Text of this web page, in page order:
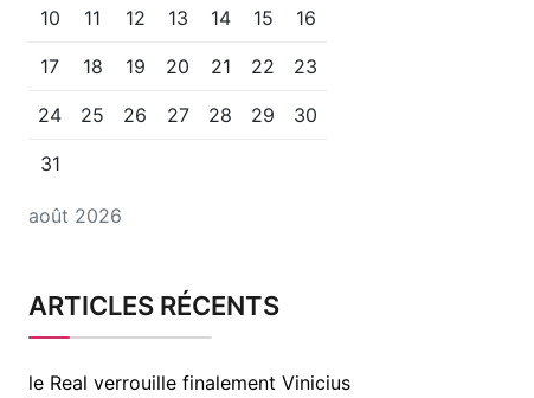
août 2026
10 11 12 13 14 15 16
17 18 19 20 21 22 23
24 25 26 27 28 29 30
31
ARTICLES RÉCENTS
le Real verrouille finalement Vinicius